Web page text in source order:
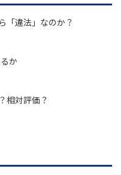
「違法」なのか？
か
相対評価？